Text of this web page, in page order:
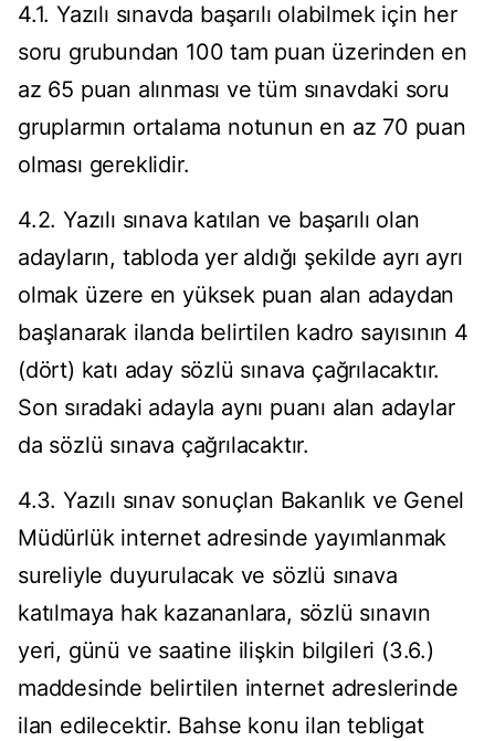
4.1. Yazılı sınavda başarılı olabilmek için her
soru grubundan 100 tam puan üzerinden en
az 65 puan alınması ve tüm sınavdaki soru
gruplarmın ortalama notunun en az 70 puan
olması gereklidir.
4.2. Yazılı sınava katılan ve başarılı olan
adayların, tabloda yer aldığı şekilde ayrı ayrı
olmak üzere en yüksek puan alan adaydan
başlanarak ilanda belirtilen kadro sayısının 4
(dört) katı aday sözlü sınava çağrılacaktır.
Son sıradaki adayla aynı puanı alan adaylar
da sözlü sınava çağrılacaktır.
4.3. Yazılı sınav sonuçlan Bakanlık ve Genel
Müdürlük internet adresinde yayımlanmak
sureliyle duyurulacak ve sözlü sınava
katılmaya hak kazananlara, sözlü sınavın
yeri, günü ve saatine ilişkin bilgileri (3.6.)
maddesinde belirtilen internet adreslerinde
ilan edilecektir. Bahse konu ilan tebligat